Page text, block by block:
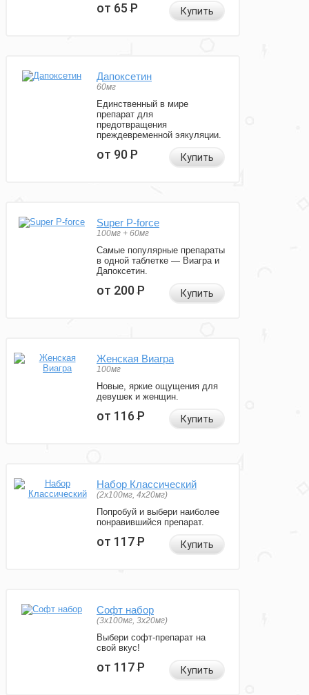
от 65Р Купить
Дапоксетин
60мг
Единственный в мире
препарат для
предотвращения
преждевременной эякуляции.
от 90Р Купить
Super P-force
100мг + 60мг
Самые популярные препараты
в одной таблетке — Виагра и
Дапоксетин.
от 200Р Купить
Женская Виагра
100мг
Новые, яркие ощущения для
девушек и женщин.
от 116Р Купить
Набор Классический
(2x100мг, 4x20мг)
Попробуй и выбери наиболее
понравившийся препарат.
от 117Р Купить
Софт набор
(3x100мг, 3x20мг)
Выбери софт-препарат на
свой вкус!
от 117Р Купить